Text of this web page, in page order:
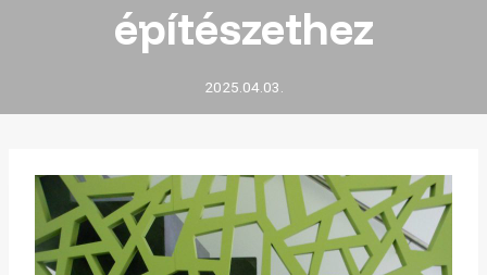
építészethez
2025.04.03.